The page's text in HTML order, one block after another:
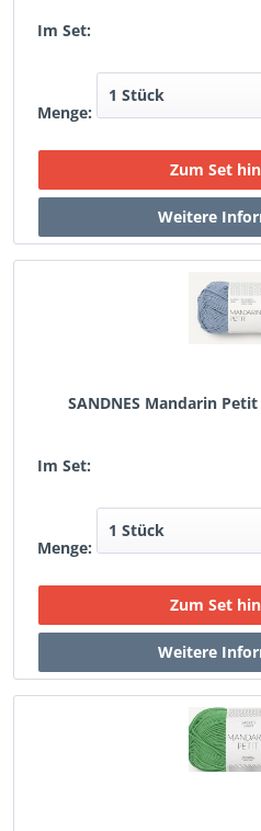
Im Set:
Menge:
SANDNES Mandarin
Im Set:
Menge: